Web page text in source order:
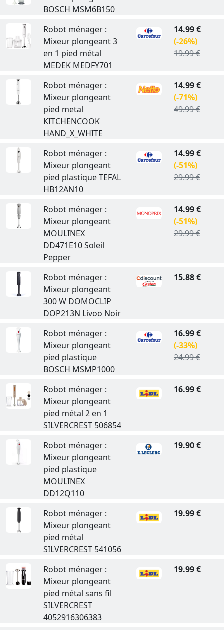
BOSCH MSM6B150
Robot ménager :
Mixeur plongeant 3
en 1 pied métal
MEDEK MEDFY701
14.99 €
(-26%)
19.99 €
Robot ménager :
Mixeur plongeant
pied metal
KITCHENCOOK
HAND_X_WHITE
14.99 €
(-71%)
49.99 €
Robot ménager :
Mixeur plongeant
pied plastique TEFAL
HB12AN10
14.99 €
(-51%)
29.99 €
Robot ménager :
Mixeur plongeant
MOULINEX
DD471E10 Soleil
Pepper
14.99 €
(-51%)
29.99 €
Robot ménager :
Mixeur plongeant
300 W DOMOCLIP
DOP213N Livoo Noir
15.88 €
Robot ménager :
Mixeur plongeant
pied plastique
BOSCH MSMP1000
16.99 €
(-33%)
24.99 €
Robot ménager :
Mixeur plongeant
pied métal 2 en 1
SILVERCREST 506854
16.99 €
Robot ménager :
Mixeur plongeant
pied plastique
MOULINEX
DD12Q110
19.90 €
Robot ménager :
Mixeur plongeant
pied métal
SILVERCREST 541056
19.99 €
Robot ménager :
Mixeur plongeant
pied métal sans fil
SILVERCREST
4052916306383
19.99 €